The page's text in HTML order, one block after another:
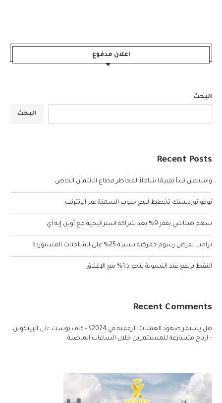
اعلان مدفوع
البحث
البحث
Recent Posts
واشنطن تبدأ تقييمًا شاملاً لمخاطر قطاع الائتمان الخاص
نوفو نورديسك تخطط لبيع حبوب السمنة عبر الإنترنت
سهم هيتاشي يقفز 9% بعد شراكة استراتيجية مع أوبن إيه آي
ترامب يفرض رسوم جمركية بنسبة 25% على الشاحنات المستوردة
النفط يرتفع عند التسوية بنحو 1.5% مع الإغلاق
Recent Comments
هل يستمر صعود العملات الرقمية في 2024؟ - كاف بوست على البيتكوين
– ارباح متسارعة للمستثمرين خلال الساعات الماضية